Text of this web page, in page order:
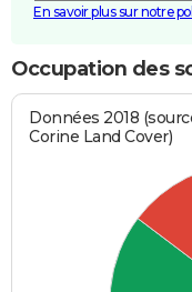
En savoir plus sur notre
Occupation des
Données 2018
Corine Land Cover)